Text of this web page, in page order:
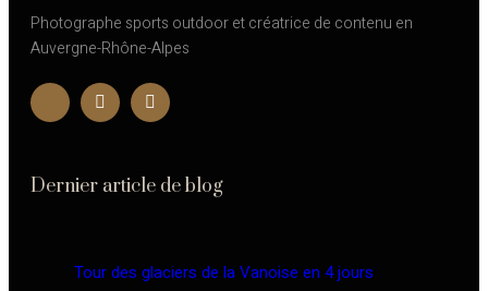
Photographe sports outdoor et créatrice de contenu en
Auvergne-Rhône-Alpes
Dernier article de blog
Tour des glaciers de la Vanoise en 4 jours